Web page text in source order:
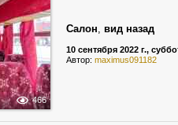
466
Салон, вид назад
10 сентября 2022 г.,
Автор: maximus091182